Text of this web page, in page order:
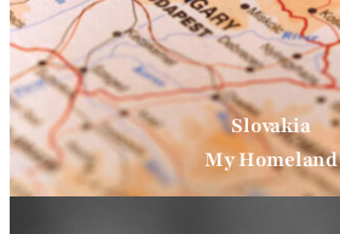
Slovakia
My Homeland